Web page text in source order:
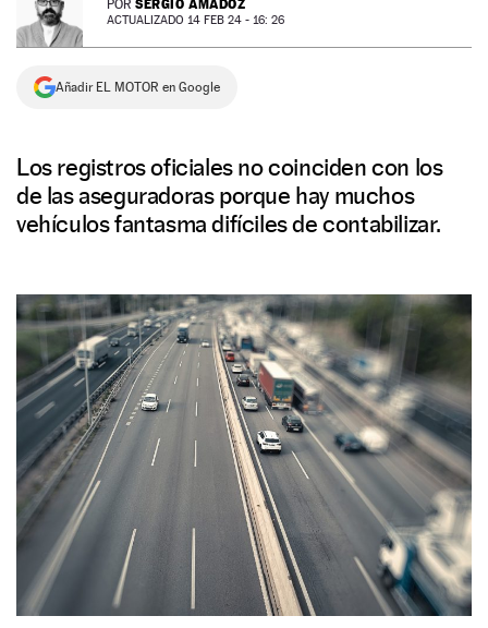
NEWSLETTER
SÍGUENOS
POR SERGIO AMADOZ
ACTUALIZADO 14 FEB 24 - 16: 26
Añadir EL MOTOR en Google
Los registros oficiales no coinciden con los
de las aseguradoras porque hay muchos
vehículos fantasma difíciles de contabilizar.